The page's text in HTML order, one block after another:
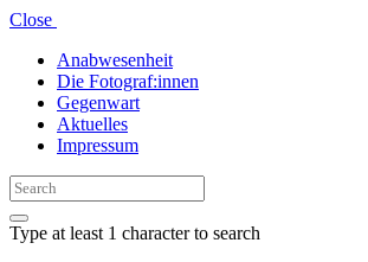
Close
Anabwesenheit
Die Fotograf:innen
Gegenwart
Aktuelles
Impressum
Type at least 1 character to search